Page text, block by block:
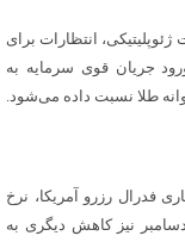
انتظارات برای
جریان قوی سرمایه به
طلا نسبت داده می‌شود.
فدرال رزرو آمریکا، نرخ
در دسامبر نیز کاهش دیگری به